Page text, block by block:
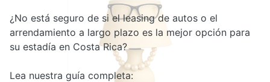
¿No está seguro de si el leasing de autos o el
arrendamiento a largo plazo es la mejor opción para
su estadía en Costa Rica?
Lea nuestra guía completa: